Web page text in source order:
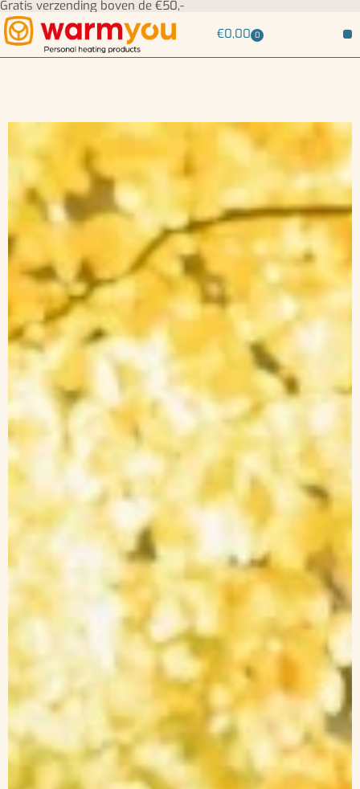
Gratis verzending boven de €50,-
€0,00 0